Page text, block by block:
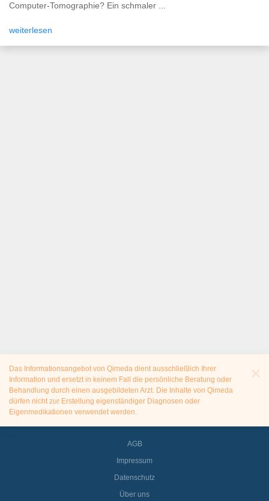
Computer-Tomographie? Ein schmaler ...
weiterlesen
Das Informationsangebot von Qimeda dient ausschließlich Ihrer
Information und ersetzt in keinem Fall die persönliche Beratung oder
Behandlung durch einen ausgebildeten Arzt. Die Inhalte von Qimeda
dürfen nicht zur Erstellung eigenständiger Diagnosen oder
Eigenmedikationen verwendet werden.
AGB
Impressum
Datenschutz
Über uns